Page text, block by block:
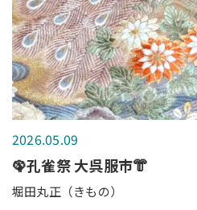
2026.05.09
🦚孔雀祭 大呉服市👘
堀田丸正（きもの）